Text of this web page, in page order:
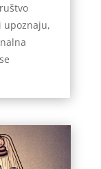
upoznaju,